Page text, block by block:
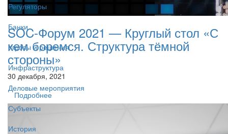
Регуляторы
Банки
Угрозы и решения
Инфраструктура
Деловые мероприятия
Субъекты
История
SOC-Форум 2021 — Круглый стол «С
кем боремся. Структура тёмной
стороны»
30 декабря, 2021
Подробнее